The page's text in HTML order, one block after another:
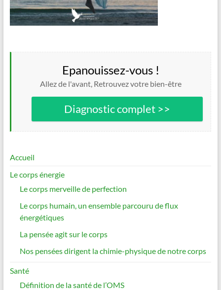
Epanouissez-vous !
Allez de l'avant, Retrouvez votre bien-être
Diagnostic complet >>
Accueil
Le corps énergie
Le corps merveille de perfection
Le corps humain, un ensemble parcouru de flux
énergétiques
La pensée agit sur le corps
Nos pensées dirigent la chimie-physique de notre corps
Santé
Définition de la santé de l’OMS